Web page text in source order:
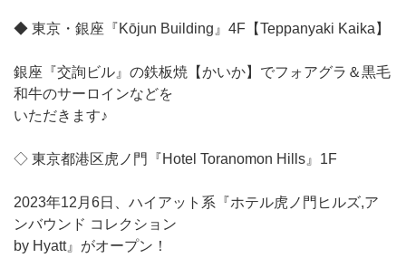
◆ 東京・銀座『Kōjun Building』4F【Teppanyaki Kaika】
銀座『交詢ビル』の鉄板焼【かいか】でフォアグラ＆黒毛
和牛のサーロインなどを
いただきます♪
◇ 東京都港区虎ノ門『Hotel Toranomon Hills』1F
2023年12月6日、ハイアット系『ホテル虎ノ門ヒルズ,ア
ンバウンド コレクション
by Hyatt』がオープン！